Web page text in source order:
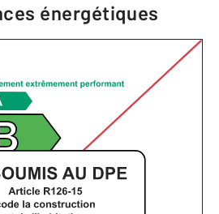
énergétiques